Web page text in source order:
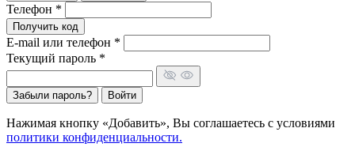
Телефон *
Получить код
E-mail или телефон *
Текущий пароль *
Забыли пароль? Войти
Нажимая кнопку «Добавить», Вы соглашаетесь c условиями
политики конфиденциальности.